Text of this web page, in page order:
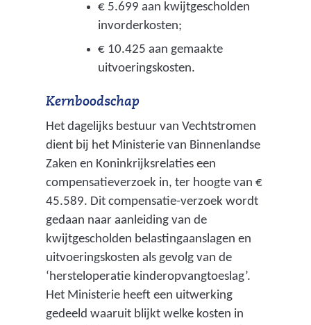
e
e
s
c
h
a
p
p
e
l
i
j
k
b
€ 5.699 aan kwijtgescholden
invorderkosten;
€ 10.425 aan gemaakte
uitvoeringskosten.
Kernboodschap
Het dagelijks bestuur van Vechtstromen
dient bij het Ministerie van Binnenlandse
Zaken en Koninkrijksrelaties een
compensatieverzoek in, ter hoogte van €
45.589. Dit compensatie-verzoek wordt
gedaan naar aanleiding van de
kwijtgescholden belastingaanslagen en
uitvoeringskosten als gevolg van de
‘hersteloperatie kinderopvangtoeslag’.
Het Ministerie heeft een uitwerking
gedeeld waaruit blijkt welke kosten in